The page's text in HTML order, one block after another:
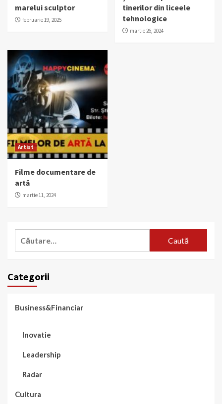
marelui sculptor
februarie 19, 2025
tinerilor din liceele
tehnologice
martie 26, 2024
Artist
Filme documentare de
artă
martie 11, 2024
Categorii
Business&Financiar
Inovatie
Leadership
Radar
Cultura